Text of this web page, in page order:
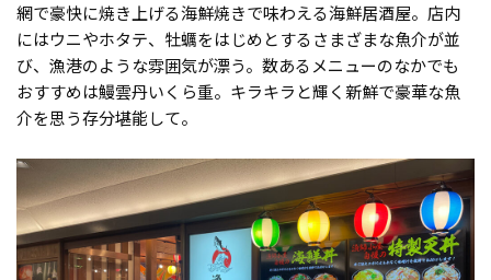
網で豪快に焼き上げる海鮮焼きで味わえる海鮮居酒屋。店内
にはウニやホタテ、牡蠣をはじめとするさまざまな魚介が並
び、漁港のような雰囲気が漂う。数あるメニューのなかでも
おすすめは鰻雲丹いくら重。キラキラと輝く新鮮で豪華な魚
介を思う存分堪能して。